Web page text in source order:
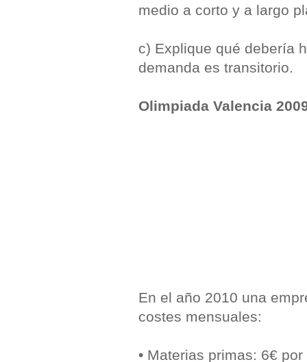
medio a corto y a largo
c) Explique qué debería
demanda es transitorio.
Olimpiada Valencia
En el año 2010 una
costes mensuales:
• Materias primas: 6€